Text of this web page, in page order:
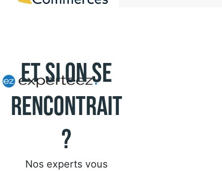
Et si on se
rencontrait
?
Nos experts vous